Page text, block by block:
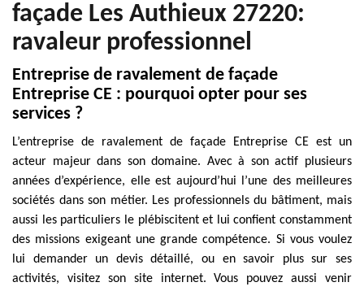
façade Les Authieux 27220:
ravaleur professionnel
Entreprise de ravalement de façade
Entreprise CE : pourquoi opter pour ses
services ?
L’entreprise de ravalement de façade Entreprise CE est un
acteur majeur dans son domaine. Avec à son actif plusieurs
années d’expérience, elle est aujourd’hui l’une des meilleures
sociétés dans son métier. Les professionnels du bâtiment, mais
aussi les particuliers le plébiscitent et lui confient constamment
des missions exigeant une grande compétence. Si vous voulez
lui demander un devis détaillé, ou en savoir plus sur ses
activités, visitez son site internet. Vous pouvez aussi venir